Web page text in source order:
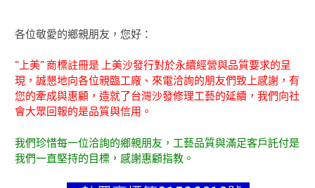
各位敬愛的鄉親朋友，您好：
"上美" 商標註冊是 上美沙發行對於永續經營與品質要求的呈
現，誠懇地向各位親臨工廠、來電洽詢的朋友們致上感謝，有
您的牽成與惠顧，造就了台灣沙發修理工藝的延續，我們向社
會大眾回報的是品質與信用。
我們珍惜每一位洽詢的鄉親朋友，工藝品質與滿足客戶託付是
我們一直堅持的目標，感謝惠顧指教。